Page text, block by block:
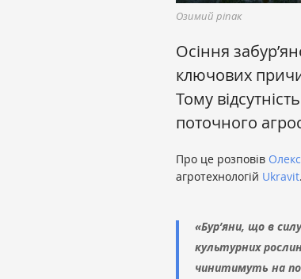
Озимий ріпак
Осіння
ключових
Тому
поточного
Про це розповів
агротехнологій Ukravit.
«Бур’яни, що в
культурних
чинитимуть на